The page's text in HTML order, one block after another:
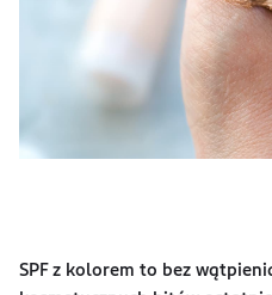
SPF z kolorem to bez